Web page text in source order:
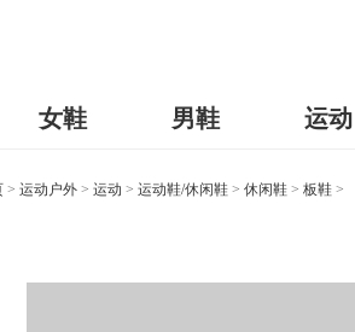
女鞋 男鞋 运动
> 运动户外 > 运动 > 运动鞋/休闲鞋 > 休闲鞋 > 板鞋 >